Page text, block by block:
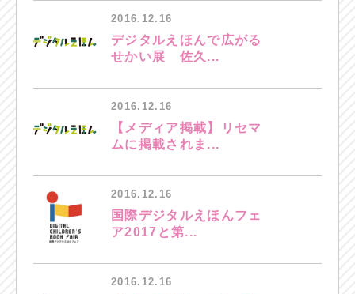
2016.12.16
デジタルえほんで広がる
せかい展 佐久...
2016.12.16
【メディア掲載】リセマ
ムに掲載されま...
2016.12.16
国際デジタルえほんフェ
ア2017と第...
2016.12.16